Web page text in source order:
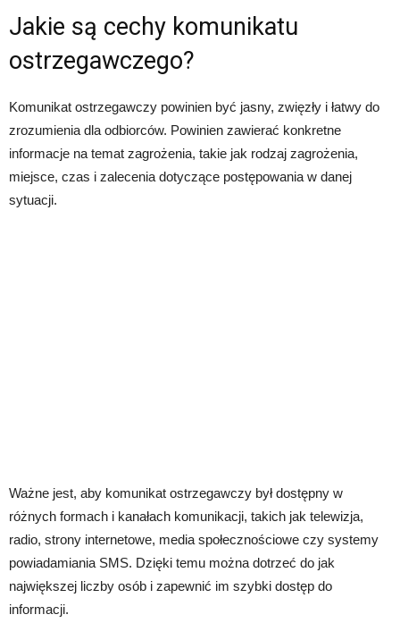
Jakie są cechy komunikatu
ostrzegawczego?
Komunikat ostrzegawczy powinien być jasny, zwięzły i łatwy do
zrozumienia dla odbiorców. Powinien zawierać konkretne
informacje na temat zagrożenia, takie jak rodzaj zagrożenia,
miejsce, czas i zalecenia dotyczące postępowania w danej
sytuacji.
Ważne jest, aby komunikat ostrzegawczy był dostępny w
różnych formach i kanałach komunikacji, takich jak telewizja,
radio, strony internetowe, media społecznościowe czy systemy
powiadamiania SMS. Dzięki temu można dotrzeć do jak
największej liczby osób i zapewnić im szybki dostęp do
informacji.